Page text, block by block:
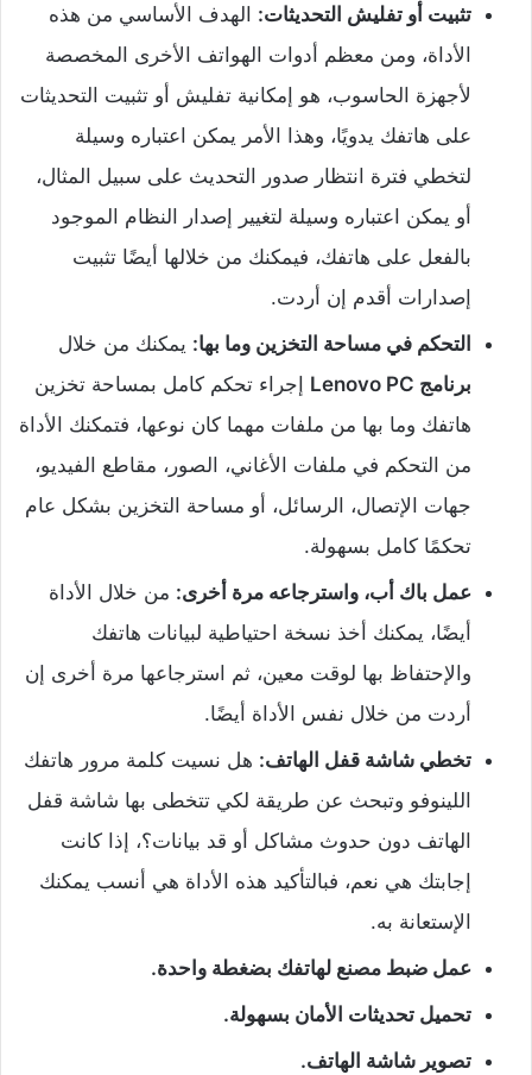
تثبيت أو تفليش التحديثات: الهدف الأساسي من هذه
الأداة، ومن معظم أدوات الهواتف الأخرى المخصصة
لأجهزة الحاسوب، هو إمكانية تفليش أو تثبيت التحديثات
على هاتفك يدويًا، وهذا الأمر يمكن اعتباره وسيلة
لتخطي فترة انتظار صدور التحديث على سبيل المثال،
أو يمكن اعتباره وسيلة لتغيير إصدار النظام الموجود
بالفعل على هاتفك، فيمكنك من خلالها أيضًا تثبيت
إصدارات أقدم إن أردت.
التحكم في مساحة التخزين وما بها: يمكنك من خلال
برنامج Lenovo PC
إجراء تحكم كامل بمساحة تخزين
هاتفك وما بها من ملفات مهما كان نوعها، فتمكنك الأداة
من التحكم في ملفات الأغاني، الصور، مقاطع الفيديو،
جهات الإتصال، الرسائل، أو مساحة التخزين بشكل عام
تحكمًا كامل بسهولة.
عمل باك أب، واسترجاعه مرة أخرى: من خلال الأداة
أيضًا، يمكنك أخذ نسخة احتياطية لبيانات هاتفك
والإحتفاظ بها لوقت معين، ثم استرجاعها مرة أخرى إن
أردت من خلال نفس الأداة أيضًا.
تخطي شاشة قفل الهاتف: هل نسيت كلمة مرور هاتفك
اللينوفو وتبحث عن طريقة لكي تتخطى بها شاشة قفل
الهاتف دون حدوث مشاكل أو قد بيانات؟، إذا كانت
إجابتك هي نعم، فبالتأكيد هذه الأداة هي أنسب يمكنك
الإستعانة به.
عمل ضبط مصنع لهاتفك بضغطة واحدة.
تحميل تحديثات الأمان بسهولة.
تصوير شاشة الهاتف.